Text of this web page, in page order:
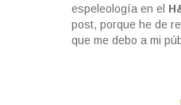
espeleología en el
post, porque he de
que me debo a mi